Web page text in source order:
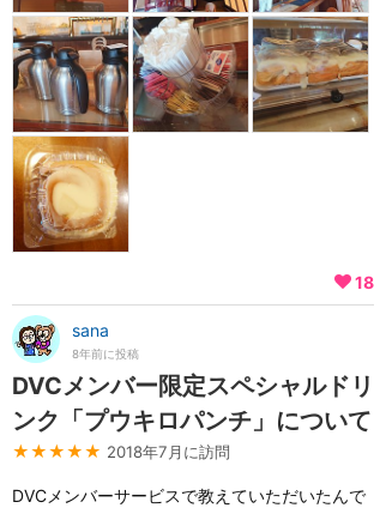
18
sana
8年前に投稿
DVCメンバー限定スペシャルドリ
ンク「プウキロパンチ」について
★★★★★ 2018年7月に訪問
DVCメンバーサービスで教えていただいたんで